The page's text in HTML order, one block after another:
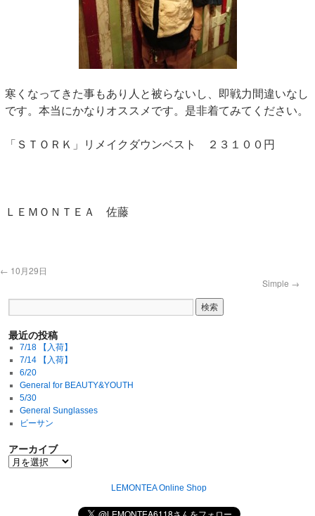
寒くなってきた事もあり人と被らないし、即戦力間違いなし
です。本当にかなりオススメです。是非着てみてください。
「ＳＴＯＲＫ」リメイクダウンベスト ２３１００円
ＬＥＭＯＮＴＥＡ 佐藤
← 10月29日
Simple →
最近の投稿
7/18 【入荷】
7/14 【入荷】
6/20
General for BEAUTY&YOUTH
5/30
General Sunglasses
ビーサン
アーカイブ
LEMONTEA Online Shop